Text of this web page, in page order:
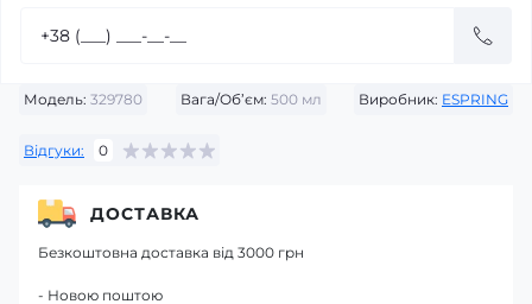
Модель: 329780 Вага/Об’єм: 500 мл Виробник: ESPRING
Відгуки: 0
ДОСТАВКА
Безкоштовна доставка від 3000 грн
- Новою поштою